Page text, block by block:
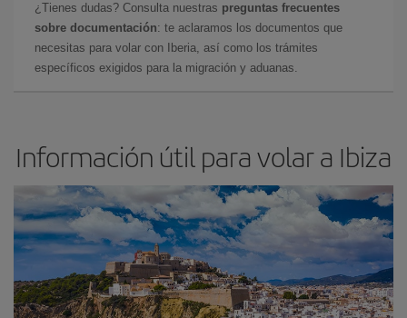
¿Tienes dudas? Consulta nuestras preguntas frecuentes
sobre documentación: te aclaramos los documentos que
necesitas para volar con Iberia, así como los trámites
específicos exigidos para la migración y aduanas.
Información útil para volar a Ibiza